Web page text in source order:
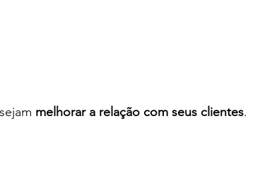
melhorar a relação com seus clientes.